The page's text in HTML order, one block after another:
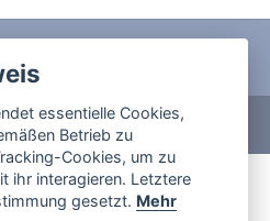
essentielle Cookies,
Betrieb zu
Cookies, um zu
ihr interagieren. Letztere
gesetzt. Mehr